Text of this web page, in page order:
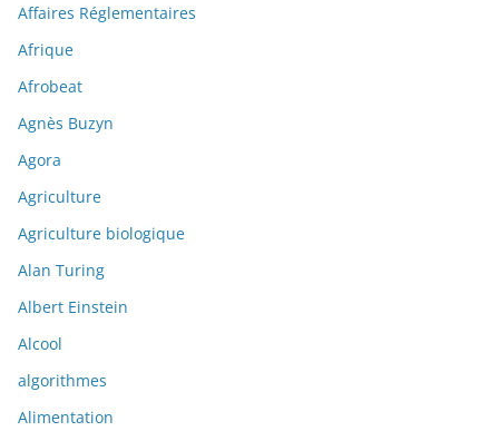
Affaires Réglementaires
Afrique
Afrobeat
Agnès Buzyn
Agora
Agriculture
Agriculture biologique
Alan Turing
Albert Einstein
Alcool
algorithmes
Alimentation